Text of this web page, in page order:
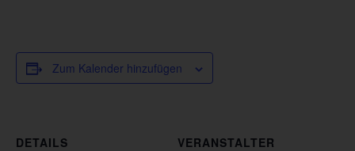
Zum Kalender hinzufügen
DETAILS
VERANSTALTER